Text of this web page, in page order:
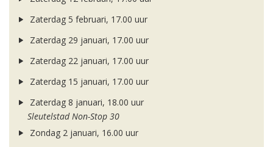
Zaterdag 5 februari, 17.00 uur
Zaterdag 29 januari, 17.00 uur
Zaterdag 22 januari, 17.00 uur
Zaterdag 15 januari, 17.00 uur
Zaterdag 8 januari, 18.00 uur
Sleutelstad Non-Stop 30
Zondag 2 januari, 16.00 uur